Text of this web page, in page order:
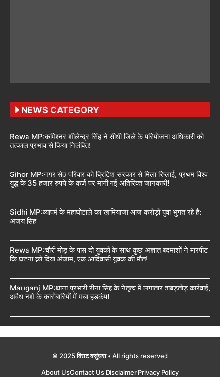
NEWS CATEGORY
Rewa MP:कमिश्नर शीलेन्द्र सिंह ने सीधी जिले के परियोजना अधिकारी को
तत्काल प्रभाव से किया निलंबित!
Sihor MP:नगर सेठ परिवार को ब्रिटिश सरकार से मिला रिप्लाई, प्रथम विश्व
युद्ध के 35 हजार रुपये के कर्ज पर मांगी गई अतिरिक्त जानकारी!
Sidhi MP:व्यापमं के महाघोटाले का खामियाजा आज करोड़ों युवा भुगत रहे हैं:
अजय सिंह
Rewa MP:चौरी मोड़ के पास दो युवकों के साथ कुछ अज्ञात बदमाशों ने मारपीट
कि घटना क़ो दिया अंजाम, एक आदिवासी युवक की मौत!
Mauganj MP:थाना प्रभारी रीना सिंह के नेतृत्व में लगातार ताबड़तोड़ कार्रवाई,
अवैध नशे के कारोबारियों में मचा हड़कंप!
© 2025विराट वसुंधरा• All rights reserved
About UsContact Us Disclaimer Privacy Policy